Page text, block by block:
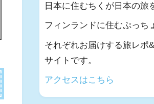
日本に住むちくが日本の旅
フィンランドに住むぷっち
それぞれお届けする旅レポ
サイトです。
アクセスはこちら